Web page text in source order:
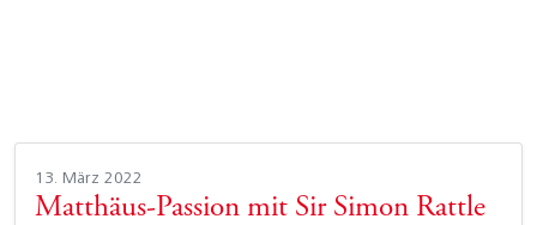
13. März 2022
Matthäus-Passion mit Sir Simon Rattle